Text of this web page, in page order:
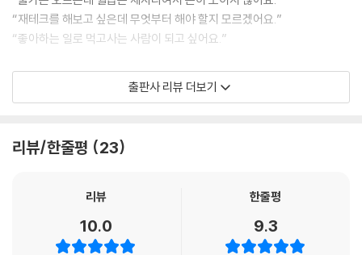
작은 선물 하기 등등 긍정적인 소비를 위해 많은 시도를 했습니다. 처음에
는 압박감을 느꼈는데, 계속 돈을 쓰는 연습을 하니 점점 건강하고 행복한
--- p.113
신기하게도 제가 진정한 행복을 찾은 건 돈을 쓰지 않는 곳에서였습니다.
아하는 영화를 보며 먹는 맛있는 저녁 한 끼. 정말 별것 아닌 것들이 제 일
절약은 생각보다 궁상맞지 않습니다. 방법을 몰라서 궁상맞아지는 거예요.
“재테크를 해보고 싶은데 무엇부터 해야 할지 모르겠어요.”
“좋아하는 일로 먹고사는 사람이 되고 싶어요.”
돈 걱정 없이 살고 싶은 2030이라면 모두 주목! 자산 0원 고졸 직장인에
서 2년 반 만에 자산 1억 원 파이어족으로 변신한 김알밥(인스타툰 ‘재테크
축을 기반으로 이룬 성과에 사람들이 주목했고, 채널A와 KBS 방송, 오늘
에이터가 되는 방법을 책으로 만들어 와디즈 펀딩률 1,000%를 초과 달성
재테크 마인드셋과 절약 스킬을 전수하고 있다.
출판사 리뷰 더보기
리뷰/한줄평 23
리뷰
10.0
한줄평
9.3